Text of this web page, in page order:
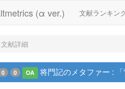
(α ver.) 文献ランキン
文献詳細
0 0 OA 将門記のメタファー :